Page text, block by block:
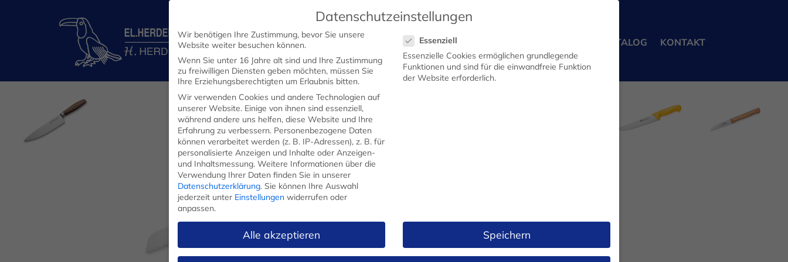
WERBEMESSER KATALOG KONTAKT
FRÜHSTÜCKSMESSER MESSERSETS
Datenschutzeinstellungen
Wir benötigen Ihre Zustimmung, bevor Sie unsere
Website weiter besuchen können.
Wenn Sie unter 16 Jahre alt sind und Ihre Zustimmung
zu freiwilligen Diensten geben möchten, müssen Sie
Ihre Erziehungsberechtigten um Erlaubnis bitten.
Wir verwenden Cookies und andere Technologien auf
unserer Website. Einige von ihnen sind essenziell,
während andere uns helfen, diese Website und Ihre
Erfahrung zu verbessern. Personenbezogene Daten
können verarbeitet werden (z. B. IP-Adressen), z. B. für
personalisierte Anzeigen und Inhalte oder Anzeigen-
und Inhaltsmessung. Weitere Informationen über die
Verwendung Ihrer Daten finden Sie in unserer
Datenschutzerklärung. Sie können Ihre Auswahl
jederzeit unter Einstellungen widerrufen oder
anpassen.
Essenziell
Essenzielle Cookies ermöglichen grundlegende
Funktionen und sind für die einwandfreie Funktion
der Website erforderlich.
Alle akzeptieren Speichern